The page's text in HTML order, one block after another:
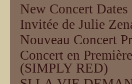
New Concert Dates
Invitée de Julie
Nouveau Concert
Concert en
(SIMPLY RED)